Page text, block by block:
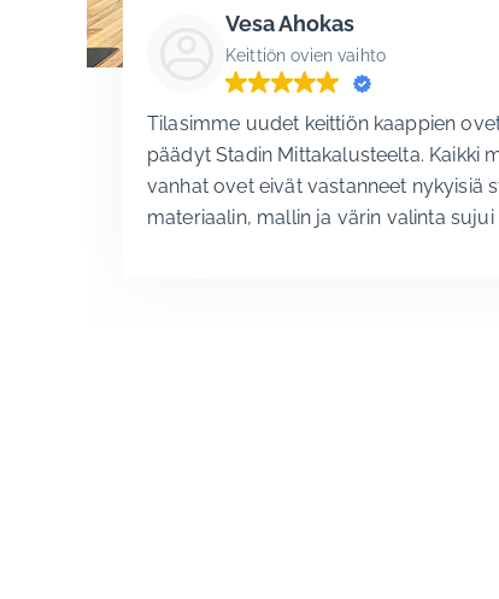
Vesa Ahokas
Keittiön ovien vaihto
Tilasimme uudet keittiön kaappien
päädyt Stadin Mittakalusteelta. Kaikki
vanhat ovet eivät vastanneet nykyisiä
materiaalin, mallin ja värin valinta